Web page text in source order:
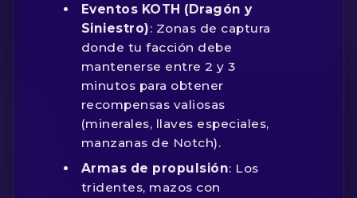
Eventos KOTH (Dragón y
Siniestro): Zonas de captura
donde tu facción debe
mantenerse entre 2 y 3
minutos para obtener
recompensas valiosas
(minerales, llaves especiales,
manzanas de Notch).
Armas de propulsión: Los
tridentes, mazos con